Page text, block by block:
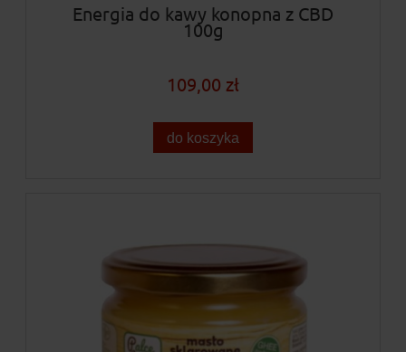
Energia do kawy konopna z CBD
100g
109,00 zł
do koszyka